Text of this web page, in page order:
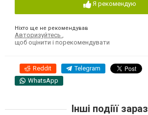
Я рекомендую
Ніхто ще не рекомендував
Авторизуйтесь ,
щоб оцінити і порекомендувати
Reddit Telegram
WhatsApp
Інші подіїї зараз